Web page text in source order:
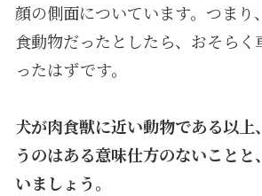
顔の側面についています。つまり
食動物だったとしたら、おそらく
ったはずです。
犬が肉食獣に近い動物である以上
うのはある意味仕方のないことと
いましょう。